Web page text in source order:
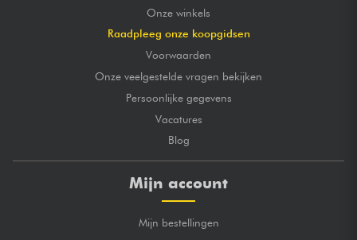
Onze winkels
Raadpleeg onze koopgidsen
Voorwaarden
Onze veelgestelde vragen bekijken
Persoonlijke gegevens
Vacatures
Blog
Mijn account
Mijn bestellingen